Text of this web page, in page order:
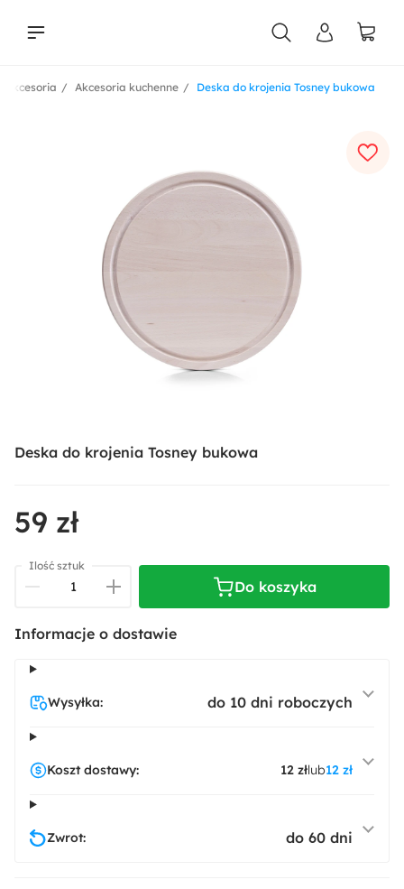
Deska do krojenia Tosney bukowa
Akcesoria kuchenne
akcesoria
Deska do krojenia Tosney bukowa
59 zł
Ilość sztuk
Do koszyka
Informacje o dostawie
Wysyłka: do 10 dni roboczych
Koszt dostawy: 12 złlub12 zł
Zwrot: do 60 dni